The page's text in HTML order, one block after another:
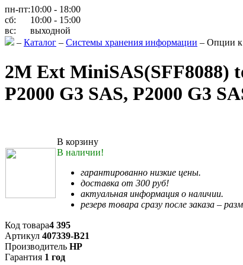
пн-пт:10:00 - 18:00
сб:
10:00 - 15:00
вс:
выходной
– Каталог – Системы хранения информации – Опции к
2M Ext MiniSAS(SFF8088)
P2000 G3 SAS, P2000 G3
В корзину
В наличии!
гарантированно низкие цены.
доставка от 300 руб!
актуальная информация о наличии.
резерв товара сразу после заказа –
Код товара4 395
Артикул 407339-B21
Производитель HP
Гарантия 1 год